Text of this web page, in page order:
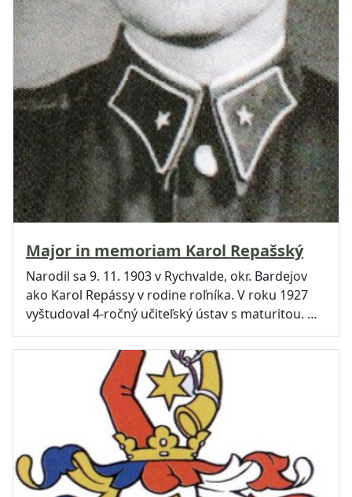
Major in memoriam Karol Repašský
Narodil sa 9. 11. 1903 v Rychvalde, okr. Bardejov
ako Karol Repássy v rodine roľníka. V roku 1927
vyštudoval 4-ročný učiteľský ústav s maturitou. …